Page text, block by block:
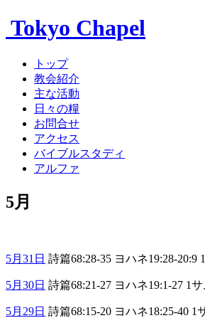
Tokyo Chapel
トップ
教会紹介
主な活動
日々の糧
お問合せ
アクセス
バイブルスタディ
アルファ
5月
5月31日 詩篇68:28-35 ヨハネ19:28-20:9
5月30日 詩篇68:21-27 ヨハネ19:1-27 1
5月29日 詩篇68:15-20 ヨハネ18:25-40 1